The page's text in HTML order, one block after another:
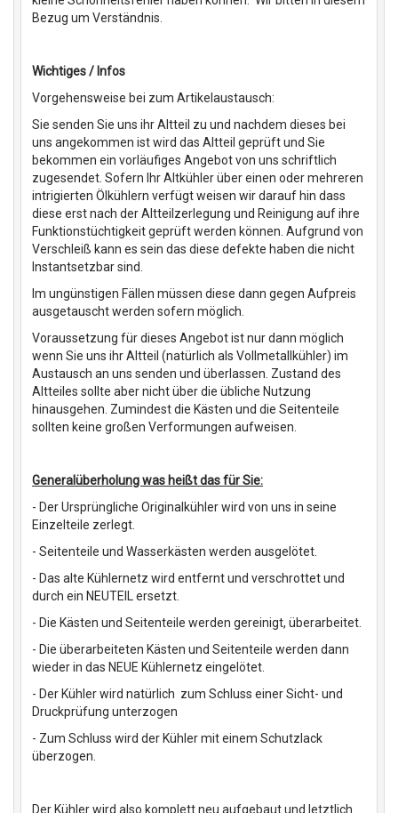
Bezug um Verständnis.
Wichtiges / Infos
Vorgehensweise bei zum Artikelaustausch:
Sie senden Sie uns ihr Altteil zu und nachdem dieses bei
uns angekommen ist wird das Altteil geprüft und Sie
bekommen ein vorläufiges Angebot von uns schriftlich
zugesendet. Sofern Ihr Altkühler über einen oder mehreren
intrigierten Ölkühlern verfügt weisen wir darauf hin dass
diese erst nach der Altteilzerlegung und Reinigung auf ihre
Funktionstüchtigkeit geprüft werden können. Aufgrund von
Verschleiß kann es sein das diese defekte haben die nicht
Instantsetzbar sind.
Im ungünstigen Fällen müssen diese dann gegen Aufpreis
ausgetauscht werden sofern möglich.
Voraussetzung für dieses Angebot ist nur dann möglich
wenn Sie uns ihr Altteil (natürlich als Vollmetallkühler) im
Austausch an uns senden und überlassen. Zustand des
Altteiles sollte aber nicht über die übliche Nutzung
hinausgehen. Zumindest die Kästen und die Seitenteile
sollten keine großen Verformungen aufweisen.
Generalüberholung was heißt das für Sie:
- Der Ursprüngliche Originalkühler wird von uns in seine
Einzelteile zerlegt.
- Seitenteile und Wasserkästen werden ausgelötet.
- Das alte Kühlernetz wird entfernt und verschrottet und
durch ein NEUTEIL ersetzt.
- Die Kästen und Seitenteile werden gereinigt, überarbeitet.
- Die überarbeiteten Kästen und Seitenteile werden dann
wieder in das NEUE Kühlernetz eingelötet.
- Der Kühler wird natürlich zum Schluss einer Sicht- und
Druckprüfung unterzogen
- Zum Schluss wird der Kühler mit einem Schutzlack
überzogen.
Der Kühler wird also komplett neu aufgebaut und letztlich